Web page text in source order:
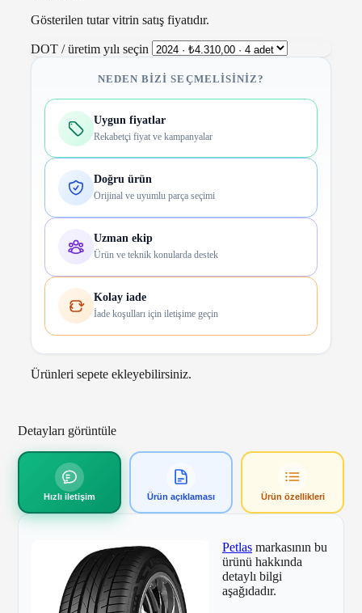
Gösterilen tutar vitrin satış fiyatıdır.
DOT / üretim yılı seçin
NEDEN BIZI SEÇMELISINIZ?
Uygun fiyatlar
Rekabetçi fiyat ve kampanyalar
Doğru ürün
Orijinal ve uyumlu parça seçimi
Uzman ekip
Ürün ve teknik konularda destek
Kolay iade
İade koşulları için iletişime geçin
Ürünleri sepete ekleyebilirsiniz.
Detayları görüntüle
Hızlı iletişim Ürün açıklaması Ürün özellikleri
Petlas markasının bu
ürünü hakkında
detaylı bilgi
aşağıdadır.